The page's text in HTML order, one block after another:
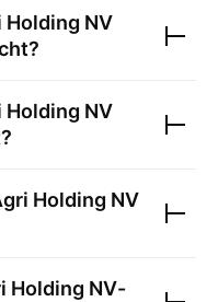
Holding NV
Holding NV
Holding NV
Holding NV-